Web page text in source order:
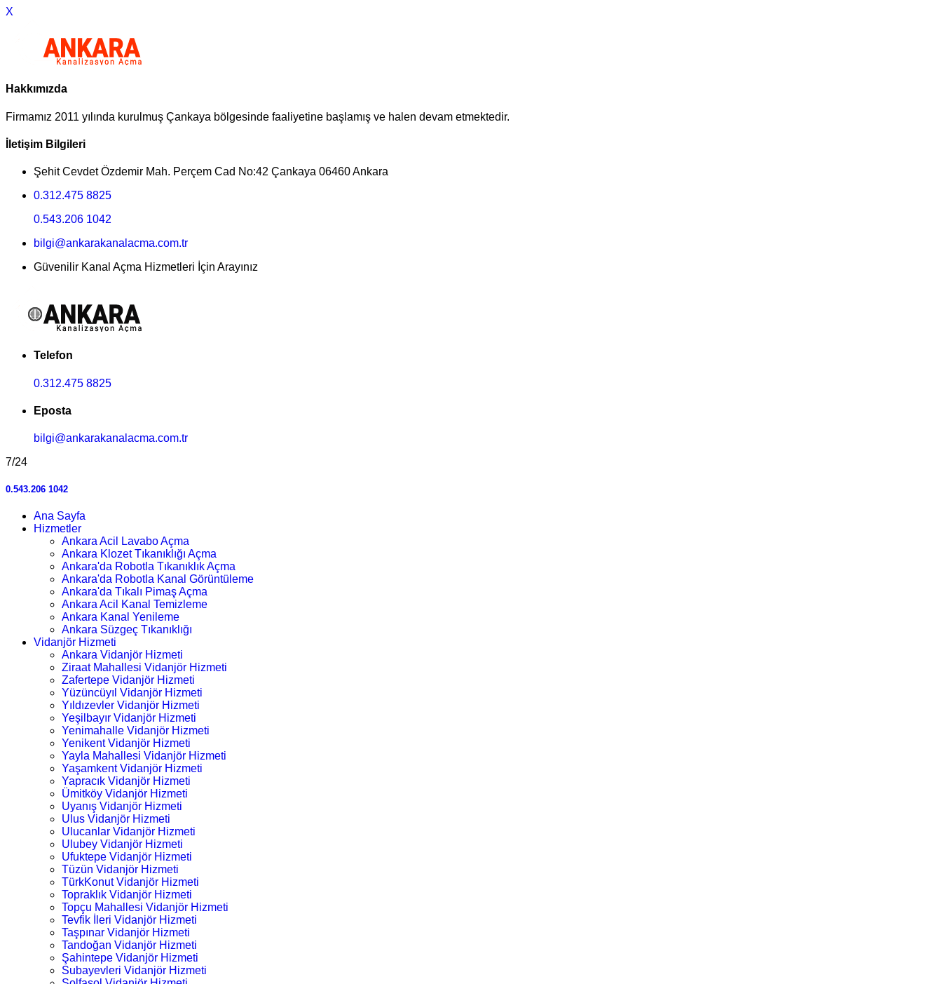
X
Hakkımızda
Firmamız 2011 yılında kurulmuş Çankaya bölgesinde faaliyetine başlamış ve halen devam etmektedir.
İletişim Bilgileri
Şehit Cevdet Özdemir Mah. Perçem Cad No:42 Çankaya 06460 Ankara
0.312.475 8825
0.543.206 1042
bilgi@ankarakanalacma.com.tr
Güvenilir Kanal Açma Hizmetleri İçin Arayınız
Telefon
0.312.475 8825
Eposta
bilgi@ankarakanalacma.com.tr
7/24
0.543.206 1042
Ana Sayfa
Hizmetler
Ankara Acil Lavabo Açma
Ankara Klozet Tıkanıklığı Açma
Ankara'da Robotla Tıkanıklık Açma
Ankara'da Robotla Kanal Görüntüleme
Ankara'da Tıkalı Pimaş Açma
Ankara Acil Kanal Temizleme
Ankara Kanal Yenileme
Ankara Süzgeç Tıkanıklığı
Vidanjör Hizmeti
Ankara Vidanjör Hizmeti
Ziraat Mahallesi Vidanjör Hizmeti
Zafertepe Vidanjör Hizmeti
Yüzüncüyıl Vidanjör Hizmeti
Yıldızevler Vidanjör Hizmeti
Yeşilbayır Vidanjör Hizmeti
Yenimahalle Vidanjör Hizmeti
Yenikent Vidanjör Hizmeti
Yayla Mahallesi Vidanjör Hizmeti
Yaşamkent Vidanjör Hizmeti
Yapracık Vidanjör Hizmeti
Ümitköy Vidanjör Hizmeti
Uyanış Vidanjör Hizmeti
Ulus Vidanjör Hizmeti
Ulucanlar Vidanjör Hizmeti
Ulubey Vidanjör Hizmeti
Ufuktepe Vidanjör Hizmeti
Tüzün Vidanjör Hizmeti
TürkKonut Vidanjör Hizmeti
Topraklık Vidanjör Hizmeti
Topçu Mahallesi Vidanjör Hizmeti
Tevfik İleri Vidanjör Hizmeti
Taşpınar Vidanjör Hizmeti
Tandoğan Vidanjör Hizmeti
Şahintepe Vidanjör Hizmeti
Subayevleri Vidanjör Hizmeti